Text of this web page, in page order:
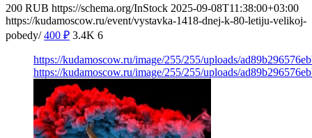
200 RUB https://schema.org/InStock 2025-09-08T11:38:00+03:00
https://kudamoscow.ru/event/vystavka-1418-dnej-k-80-letiju-velikoj-
pobedy/ 400 ₽ 3.4K 6
https://kudamoscow.ru/image/255/255/uploads/
https://kudamoscow.ru/image/255/255/uploads/